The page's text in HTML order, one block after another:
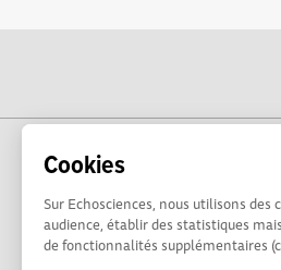
Cookies
Sur Echosciences, nous utilisons des
audience, établir des statistiques
de fonctionnalités supplémentaires
Echosciences